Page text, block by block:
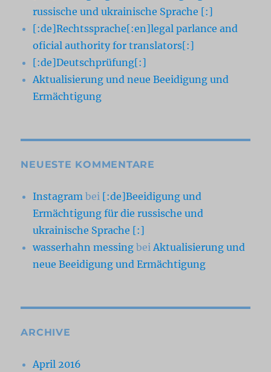
russische und ukrainische Sprache [:]
[:de]Rechtssprache[:en]legal parlance and
oficial authority for translators[:]
[:de]Deutschprüfung[:]
Aktualisierung und neue Beeidigung und
Ermächtigung
NEUESTE KOMMENTARE
Instagram bei [:de]Beeidigung und
Ermächtigung für die russische und
ukrainische Sprache [:]
wasserhahn messing beiAktualisierung und
neue Beeidigung und Ermächtigung
ARCHIVE
April 2016